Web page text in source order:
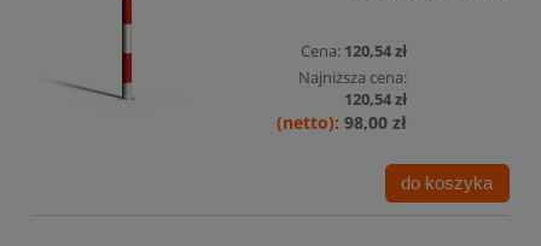
Cena: 120,54 zł
Najniższa cena:
120,54 zł
98,00 zł
do koszyka